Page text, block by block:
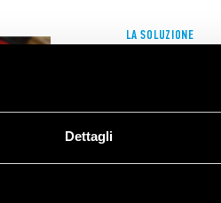
Dettagli
LA SOLUZIONE
il
dell’edificio. In